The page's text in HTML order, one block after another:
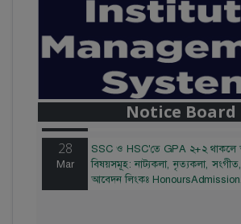
Notice Board
বাজেটের মধ্যে প্রাইভেট
সুযোগ। ২০টির অধিক বিষয়, ৪ বছরে
থেকে ৫ লক্ষ টাকা। আবেদন লিংকঃ
HonoursAdmission.com/apply
28
Mar
SSC ও HSC'তে GPA ২+২ থাকলে
বিষয়সমূহ: নাট্যকলা, নৃত্যকলা, সংগীত,
আবেদন লিংকঃ